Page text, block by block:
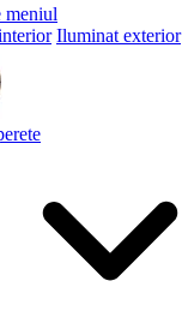
meniul
Iluminat exterior